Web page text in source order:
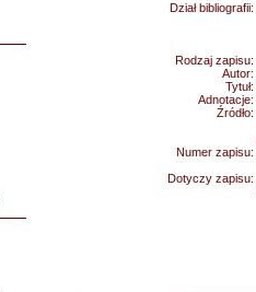
Dział bibliografii:
Rodzaj zapisu:
Autor:
Tytuł:
Adnotacje:
Źródło:
Numer zapisu:
Dotyczy zapisu: